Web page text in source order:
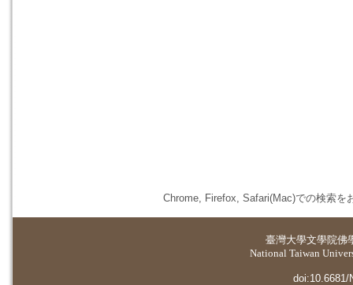
Chrome, Firefox, Safari(Mac)での検索を
臺灣大學文學院佛
National Taiwan
doi:10.6681/